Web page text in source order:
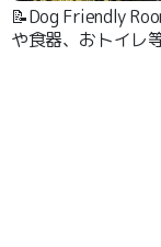
📝Dog Friendly
や食器、おトイレ